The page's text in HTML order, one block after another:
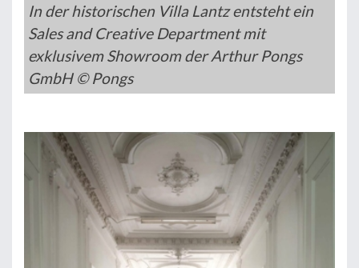
In der historischen Villa Lantz entsteht ein
Sales and Creative Department mit
exklusivem Showroom der Arthur Pongs
GmbH © Pongs